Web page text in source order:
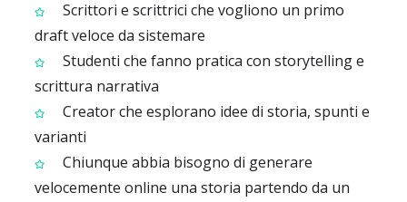
Scrittori e scrittrici che vogliono un primo
draft veloce da sistemare
Studenti che fanno pratica con storytelling e
scrittura narrativa
Creator che esplorano idee di storia, spunti e
varianti
Chiunque abbia bisogno di generare
velocemente online una storia partendo da un